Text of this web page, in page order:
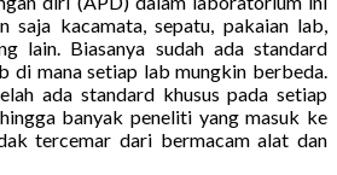
saja kacamata, sepatu, pakaian lab,
lain. Biasanya sudah ada standard
di mana setiap lab mungkin berbeda.
ada standard khusus pada setiap
banyak peneliti yang masuk ke
tercemar dari bermacam alat dan